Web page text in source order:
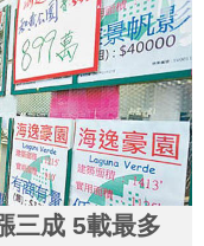
三成 5載最多